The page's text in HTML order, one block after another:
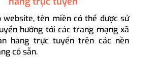
website, tên miền có thể được sử
hướng tới các trang mạng xã
hàng trực tuyến trên các nền
có sẵn.